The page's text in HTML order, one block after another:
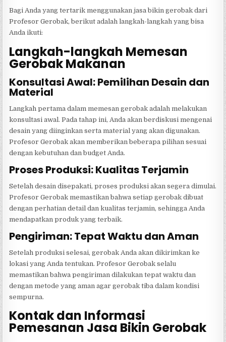
Bagi Anda yang tertarik menggunakan jasa bikin gerobak dari
Profesor Gerobak, berikut adalah langkah-langkah yang bisa
Anda ikuti:
Langkah-langkah Memesan
Gerobak Makanan
Konsultasi Awal: Pemilihan Desain dan
Material
Langkah pertama dalam memesan gerobak adalah melakukan
konsultasi awal. Pada tahap ini, Anda akan berdiskusi mengenai
desain yang diinginkan serta material yang akan digunakan.
Profesor Gerobak akan memberikan beberapa pilihan sesuai
dengan kebutuhan dan budget Anda.
Proses Produksi: Kualitas Terjamin
Setelah desain disepakati, proses produksi akan segera dimulai.
Profesor Gerobak memastikan bahwa setiap gerobak dibuat
dengan perhatian detail dan kualitas terjamin, sehingga Anda
mendapatkan produk yang terbaik.
Pengiriman: Tepat Waktu dan Aman
Setelah produksi selesai, gerobak Anda akan dikirimkan ke
lokasi yang Anda tentukan. Profesor Gerobak selalu
memastikan bahwa pengiriman dilakukan tepat waktu dan
dengan metode yang aman agar gerobak tiba dalam kondisi
sempurna.
Kontak dan Informasi
Pemesanan Jasa Bikin Gerobak